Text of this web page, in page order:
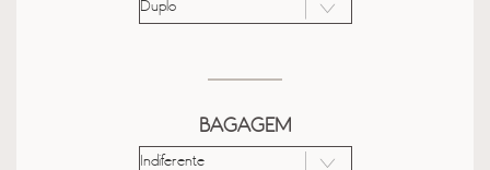
BAGAGEM